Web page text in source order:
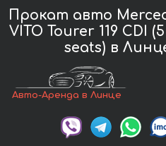
Прокат авто
VITO Tourer 119 CDI
seats) в
Авто-Аренда в Линце